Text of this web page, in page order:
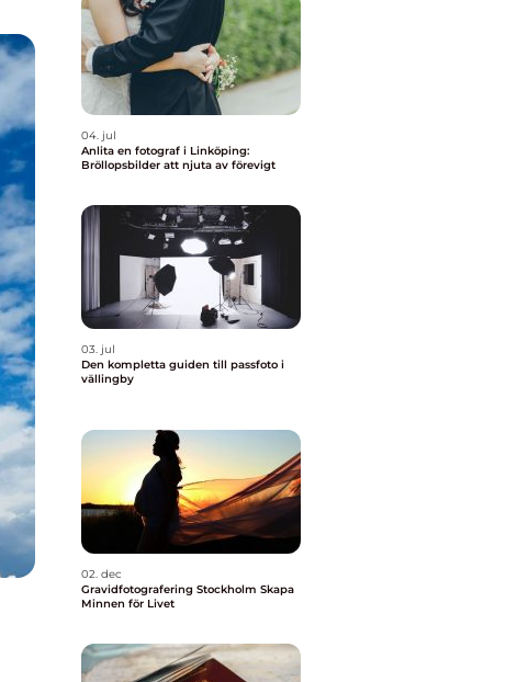
04. jul
Anlita en fotograf i Linköping:
Bröllopsbilder att njuta av förevigt
03. jul
Den kompletta guiden till passfoto i
vällingby
02. dec
Gravidfotografering Stockholm Skapa
Minnen för Livet